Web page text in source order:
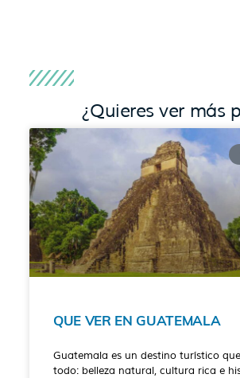
¿Quieres ver más
QUE VER EN GUATEMALA
Guatemala es un destino turístico
todo: belleza natural, cultura rica e